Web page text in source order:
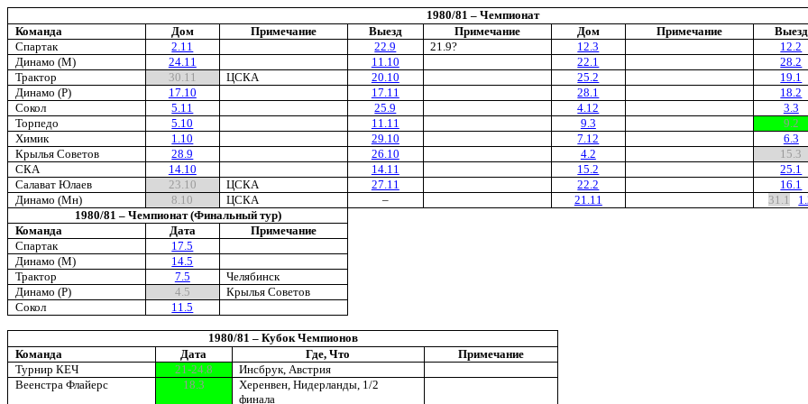
1980/81 – Чемпионат
Команда
Дом Примечание Выезд Примечание Дом Примечание Выезд
Спартак
2.11 22.9 21.9? 12.3
12.2
Динамо (М)
24.11 11.10 22.1
28.2
Трактор
30.11 ЦСКА 20.10 25.2
19.1
Динамо (Р)
17.10 17.11 28.1
18.2
Сокол
5.11 25.9 4.12
3.3
Торпедо
5.10 11.11 9.3
9.2
Химик
1.10 29.10 7.12
6.3
Крылья Советов
28.9 26.10 4.2 15.3
СКА
14.10 14.11 15.2
25.1
Салават Юлаев
23.10 ЦСКА 27.11 22.2
16.1
Динамо (Мн)
8.10 ЦСКА – 21.11 31.1
1980/81 – Чемпионат (Финальный тур)
Команда
Дата
Примечание
Спартак
17.5
Динамо (М)
14.5
Трактор
7.5
Челябинск
Динамо (Р)
4.5
Крылья Советов
Сокол
11.5
1980/81 – Кубок Чемпионов
Команда
Дата Где, Что
Примечание
Турнир КЕЧ
21-24.8
Инсбрук, Австрия
Веенстра Флайерс
18.3
Херенвен, Нидерланды, 1/2
финала